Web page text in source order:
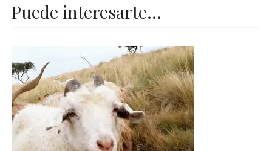
Puede interesarte...